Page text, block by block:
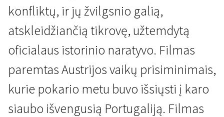
konfliktų, ir jų žvilgsnio galią,
atskleidžiančią tikrovę, užtemdytą
oficialaus istorinio naratyvo. Filmas
paremtas Austrijos vaikų prisiminimais,
kurie pokario metu buvo išsiųsti į karo
siaubo išvengusią Portugaliją. Filmas